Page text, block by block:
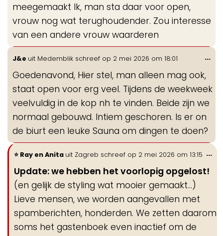
meegemaakt Ik, man sta daar voor open,
vrouw nog wat terughoudender. Zou interesse
van een andere vrouw waarderen
J&e uit Medemblik schreef op 2 mei 2026 om 18:01
Goedenavond, Hier stel, man alleen mag ook,
staat open voor erg veel. Tijdens de weekweek
veelvuldig in de kop nh te vinden. Beide zijn we
normaal gebouwd. Intiem geschoren. Is er on
de biurt een leuke Sauna om dingen te doen?
...
Ray en Anita uit Zagreb schreef op 2 mei 2026 om 13:15
Update: we hebben het voorlopig opgelost!
(en gelijk de styling wat mooier gemaakt…)
Lieve mensen, we worden aangevallen met
spamberichten, honderden. We zetten daarom
soms het gastenboek even inactief om de
...